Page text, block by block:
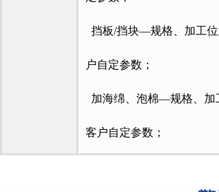
挡板/挡块—规格、加工
户自定参数；
加海绵、泡棉—规格、加
客户自定参数；